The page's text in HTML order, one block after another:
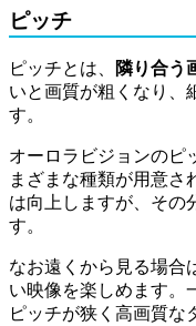
ピッチ
ピッチとは、 隣り合う
いと画質が粗くなり、
す。
オーロラビジョンのピ
まざまな種類が用意さ
は向上しますが、その
す。
なお遠くから見る場合
い映像を楽しめます。
ピッチが狭く高画質な